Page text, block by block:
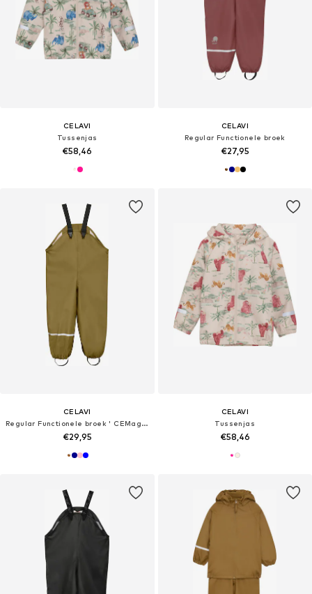
CELAVI
Tussenjas
€58,46
CELAVI
Regular Functionele broek
€27,95
CELAVI
Regular Functionele broek ' CEMagic '
€29,95
CELAVI
Tussenjas
€58,46